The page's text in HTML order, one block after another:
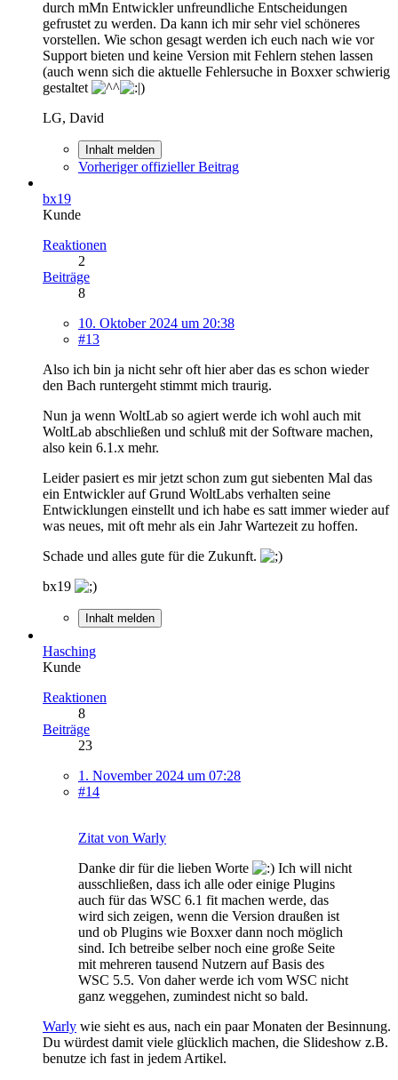
durch mMn Entwickler unfreundliche Entscheidungen
gefrustet zu werden. Da kann ich mir sehr viel schöneres
vorstellen. Wie schon gesagt werden ich euch nach wie vor
Support bieten und keine Version mit Fehlern stehen lassen
(auch wenn sich die aktuelle Fehlersuche in Boxxer schwierig
gestaltet
)
LG, David
Inhalt melden
Vorheriger offizieller Beitrag
bx19
Kunde
Reaktionen
2
Beiträge
8
10. Oktober 2024 um 20:38
#13
Also ich bin ja nicht sehr oft hier aber das es schon wieder
den Bach runtergeht stimmt mich traurig.
Nun ja wenn WoltLab so agiert werde ich wohl auch mit
WoltLab abschließen und schluß mit der Software machen,
also kein 6.1.x mehr.
Leider pasiert es mir jetzt schon zum gut siebenten Mal das
ein Entwickler auf Grund WoltLabs verhalten seine
Entwicklungen einstellt und ich habe es satt immer wieder auf
was neues, mit oft mehr als ein Jahr Wartezeit zu hoffen.
Schade und alles gute für die Zukunft.
bx19
Inhalt melden
Hasching
Kunde
Reaktionen
8
Beiträge
23
1. November 2024 um 07:28
#14
Zitat von Warly
Danke dir für die lieben Worte
Ich will nicht
ausschließen, dass ich alle oder einige Plugins
auch für das WSC 6.1 fit machen werde, das
wird sich zeigen, wenn die Version draußen ist
und ob Plugins wie Boxxer dann noch möglich
sind. Ich betreibe selber noch eine große Seite
mit mehreren tausend Nutzern auf Basis des
WSC 5.5. Von daher werde ich vom WSC nicht
ganz weggehen, zumindest nicht so bald.
Warly wie sieht es aus, nach ein paar Monaten der Besinnung.
Du würdest damit viele glücklich machen, die Slideshow z.B.
benutze ich fast in jedem Artikel.